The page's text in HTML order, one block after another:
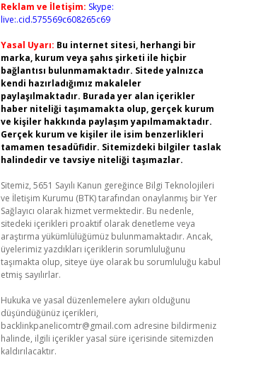
Reklam ve İletişim: Skype:
live:.cid.575569c608265c69
Yasal Uyarı: Bu internet sitesi, herhangi bir
marka, kurum veya şahıs şirketi ile hiçbir
bağlantısı bulunmamaktadır. Sitede yalnızca
kendi hazırladığımız makaleler
paylaşılmaktadır. Burada yer alan içerikler
haber niteliği taşımamakta olup, gerçek kurum
ve kişiler hakkında paylaşım yapılmamaktadır.
Gerçek kurum ve kişiler ile isim benzerlikleri
tamamen tesadüfidir. Sitemizdeki bilgiler taslak
halindedir ve tavsiye niteliği taşımazlar.
Sitemiz, 5651 Sayılı Kanun gereğince Bilgi Teknolojileri
ve İletişim Kurumu (BTK) tarafından onaylanmış bir Yer
Sağlayıcı olarak hizmet vermektedir. Bu nedenle,
sitedeki içerikleri proaktif olarak denetleme veya
araştırma yükümlülüğümüz bulunmamaktadır. Ancak,
üyelerimiz yazdıkları içeriklerin sorumluluğunu
taşımakta olup, siteye üye olarak bu sorumluluğu kabul
etmiş sayılırlar.
Hukuka ve yasal düzenlemelere aykırı olduğunu
düşündüğünüz içerikleri,
backlinkpanelicomtr@gmail.com adresine bildirmeniz
halinde, ilgili içerikler yasal süre içerisinde sitemizden
kaldırılacaktır.